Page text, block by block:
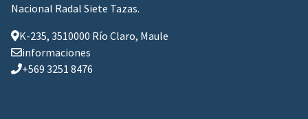
Nacional Radal Siete Tazas.
K-235, 3510000 Río Claro, Maule
informaciones
+569 3251 8476